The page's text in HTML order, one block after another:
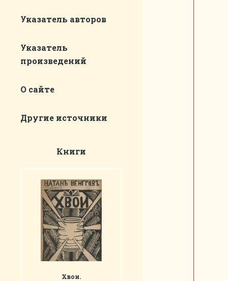
Указатель авторов
Указатель
произведений
О сайте
Другие источники
Книги
Хвои.